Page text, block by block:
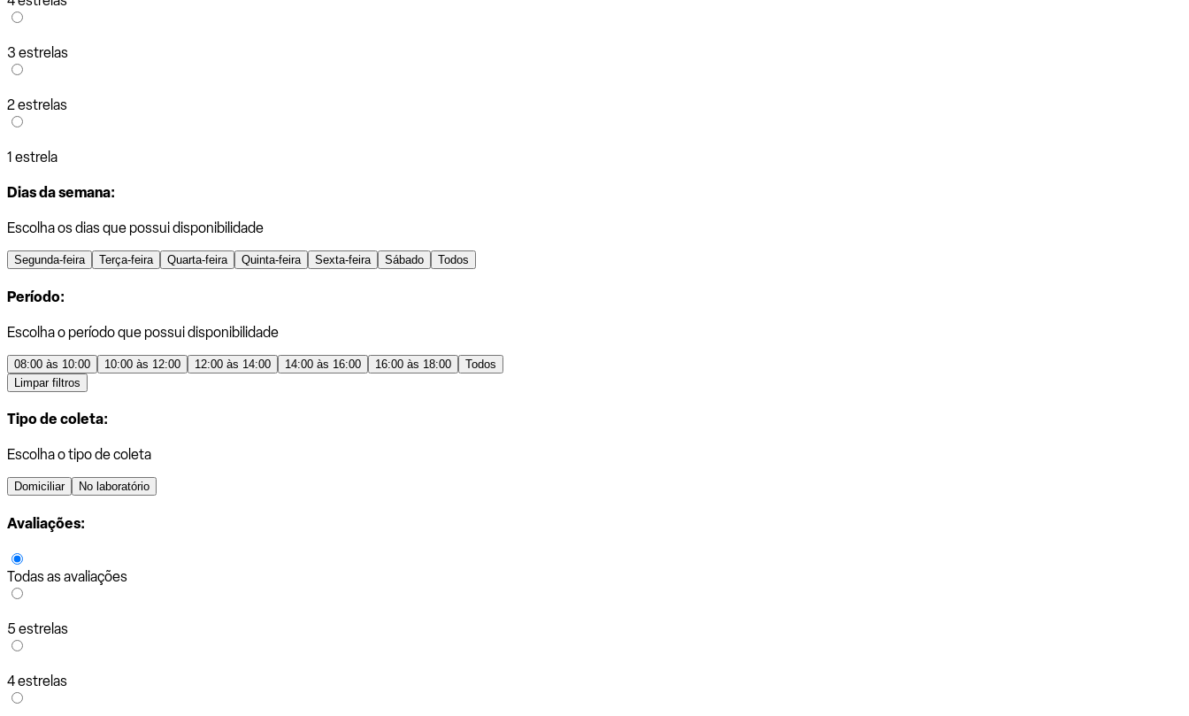
3 estrelas
2 estrelas
1 estrela
Dias da semana:
Escolha os dias que possui disponibilidade
Segunda-feira Terça-feira Quarta-feira Quinta-feira Sexta-feira Sábado Todos
Período:
Escolha o período que possui disponibilidade
08:00 às 10:00 10:00 às 12:00 12:00 às 14:00 14:00 às 16:00 16:00 às 18:00
Todos
Limpar filtros
Tipo de coleta:
Escolha o tipo de coleta
Domiciliar No laboratório
Avaliações:
Todas as avaliações
5 estrelas
4 estrelas